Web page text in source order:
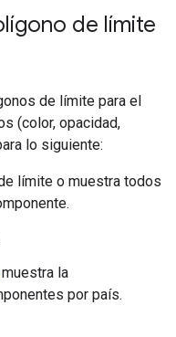
de límite
de límite para el
(color, opacidad,
lo siguiente:
límite o muestra todos
muestra la
por país.